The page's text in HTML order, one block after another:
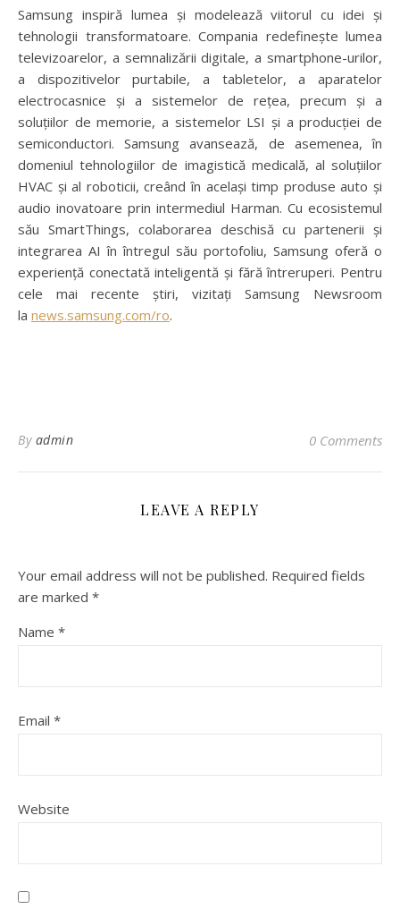
Samsung inspiră lumea și modelează viitorul cu idei și
tehnologii transformatoare. Compania redefinește lumea
televizoarelor, a semnalizării digitale, a smartphone-urilor,
a dispozitivelor purtabile, a tabletelor, a aparatelor
electrocasnice și a sistemelor de rețea, precum și a
soluțiilor de memorie, a sistemelor LSI și a producției de
semiconductori. Samsung avansează, de asemenea, în
domeniul tehnologiilor de imagistică medicală, al soluțiilor
HVAC și al roboticii, creând în același timp produse auto și
audio inovatoare prin intermediul Harman. Cu ecosistemul
său SmartThings, colaborarea deschisă cu partenerii și
integrarea AI în întregul său portofoliu, Samsung oferă o
experiență conectată inteligentă și fără întreruperi. Pentru
cele mai recente știri, vizitați Samsung Newsroom
la news.samsung.com/ro.
By admin 0 Comments
LEAVE A REPLY
Your email address will not be published. Required fields
are marked *
Name *
Email *
Website